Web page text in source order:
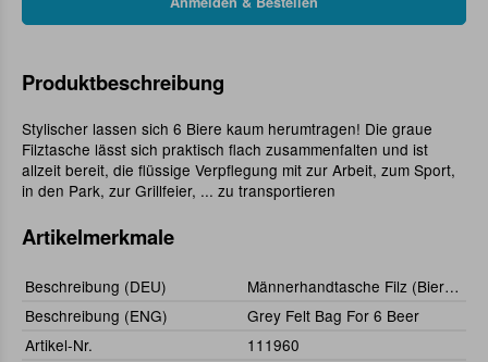
Produktbeschreibung
Stylischer lassen sich 6 Biere kaum herumtragen! Die graue
Filztasche lässt sich praktisch flach zusammenfalten und ist
allzeit bereit, die flüssige Verpflegung mit zur Arbeit, zum Sport,
in den Park, zur Grillfeier, ... zu transportieren
Artikelmerkmale
Beschreibung (DEU)
Männerhandtasche Filz (Bierträger)
Beschreibung (ENG)
Grey Felt Bag For 6 Beer
Artikel-Nr.
111960